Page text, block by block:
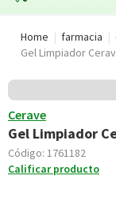
Home farmacia
Gel Limpiador
Cerave
Gel Limpiador
Código: 1761182
Calificar producto